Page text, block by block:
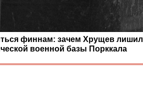
финнам: зачем Хрущев лишил
военной базы Порккала